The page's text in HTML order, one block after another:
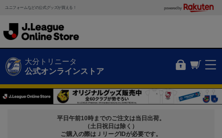
ユニフォームなどの公式グッズが買える！ powered by
大分トリニータ
公式オンラインストア
平日午前10時までのご注文は当日出荷。
（土日祝日は除く）
ご購入の際はＪリーグIDが必要です。